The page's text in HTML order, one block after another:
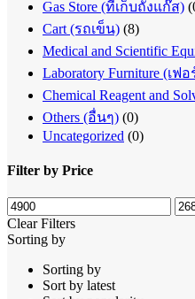
Gas Store (ที่เก็บถังแก๊ส)
Cart (รถเข็น) (8)
Medical and Scientific
Laboratory Furniture (เ
Chemical Reagent and
Others (อื่นๆ) (0)
Uncategorized (0)
Filter by Price
Min
price
Clear Filters
Sorting by
Sorting by
Sort by latest